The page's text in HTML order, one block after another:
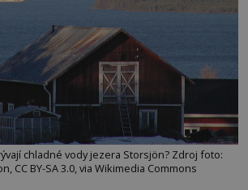
chladné vody jezera Storsjön? Zdroj foto:
CC BY-SA 3.0, via Wikimedia Commons